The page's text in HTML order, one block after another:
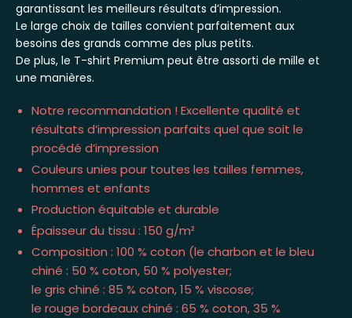
garantissant les meilleurs résultats d’impression.
Le large choix de tailles convient parfaitement aux
besoins des grands comme des plus petits.
De plus, le T-shirt Premium peut être assorti de mille et
une manières.
Notre recommandation ! Excellente qualité et
résultats d’impression parfaits quel que soit le
procédé d’impression
Couleurs unies pour toutes les tailles femmes,
hommes et enfants
Production équitable et durable
Épaisseur du tissu : 150 g/m²
Composition : 100 % coton (le charbon et le bleu
chiné : 50 % coton, 50 % polyester;
le gris chiné : 85 % coton, 15 % viscose;
le rouge bordeaux chiné : 65 % coton, 35 %